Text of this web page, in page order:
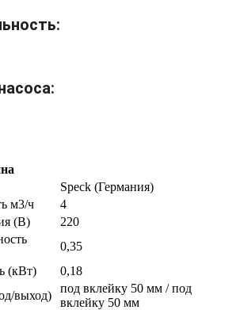
Speck (Германия)
м3/ч
4
(В)
220
0,35
(кВт)
0,18
выход)
под вклейку 50 мм / под
вклейку 50 мм